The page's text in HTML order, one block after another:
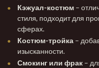
Кэжуал-костюм –
стиля, подходит для
сферах.
Костюм-тройка –
изысканности.
Смокинг или фрак –